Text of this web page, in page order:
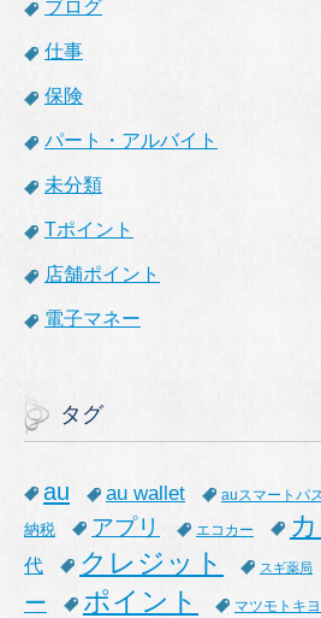
ブログ
仕事
保険
パート・アルバイト
未分類
Tポイント
店舗ポイント
電子マネー
タグ
au au wallet auスマートパス
納税
アプリ エコカー
代
クレジット スギ薬局
ー
ポイント マツモトキ